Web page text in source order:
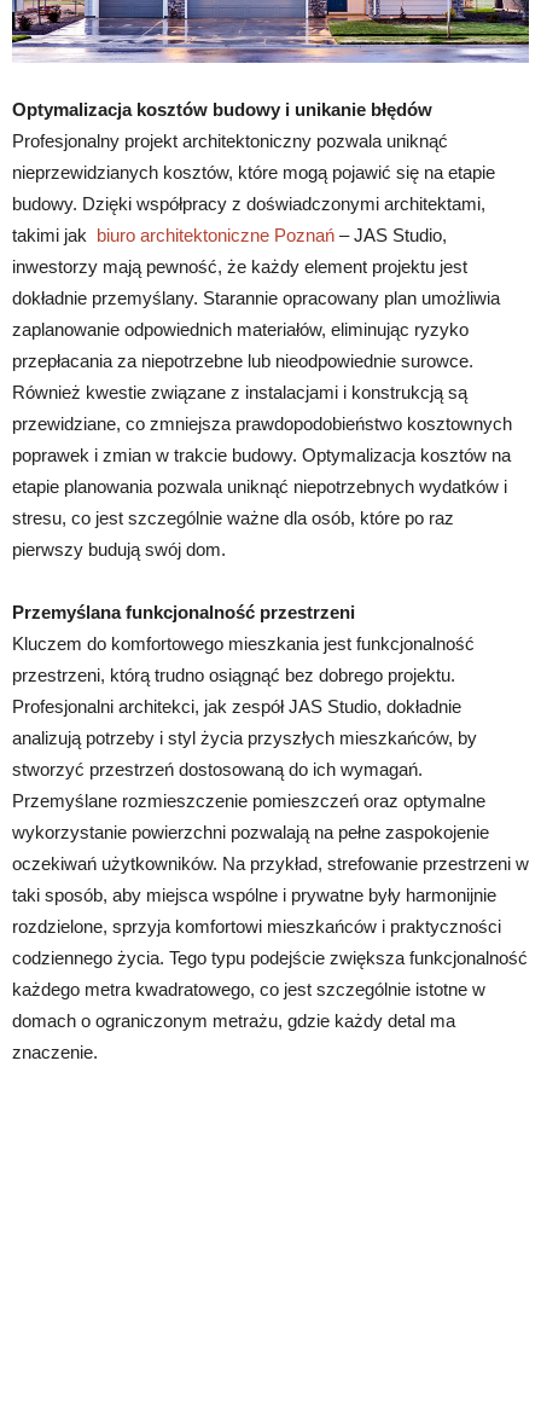
Optymalizacja kosztów budowy i unikanie błędów
Profesjonalny projekt architektoniczny pozwala uniknąć
nieprzewidzianych kosztów, które mogą pojawić się na etapie
budowy. Dzięki współpracy z doświadczonymi architektami,
takimi jak biuro architektoniczne Poznań – JAS Studio,
inwestorzy mają pewność, że każdy element projektu jest
dokładnie przemyślany. Starannie opracowany plan umożliwia
zaplanowanie odpowiednich materiałów, eliminując ryzyko
przepłacania za niepotrzebne lub nieodpowiednie surowce.
Również kwestie związane z instalacjami i konstrukcją są
przewidziane, co zmniejsza prawdopodobieństwo kosztownych
poprawek i zmian w trakcie budowy. Optymalizacja kosztów na
etapie planowania pozwala uniknąć niepotrzebnych wydatków i
stresu, co jest szczególnie ważne dla osób, które po raz
pierwszy budują swój dom.
Przemyślana funkcjonalność przestrzeni
Kluczem do komfortowego mieszkania jest funkcjonalność
przestrzeni, którą trudno osiągnąć bez dobrego projektu.
Profesjonalni architekci, jak zespół JAS Studio, dokładnie
analizują potrzeby i styl życia przyszłych mieszkańców, by
stworzyć przestrzeń dostosowaną do ich wymagań.
Przemyślane rozmieszczenie pomieszczeń oraz optymalne
wykorzystanie powierzchni pozwalają na pełne zaspokojenie
oczekiwań użytkowników. Na przykład, strefowanie przestrzeni w
taki sposób, aby miejsca wspólne i prywatne były harmonijnie
rozdzielone, sprzyja komfortowi mieszkańców i praktyczności
codziennego życia. Tego typu podejście zwiększa funkcjonalność
każdego metra kwadratowego, co jest szczególnie istotne w
domach o ograniczonym metrażu, gdzie każdy detal ma
znaczenie.